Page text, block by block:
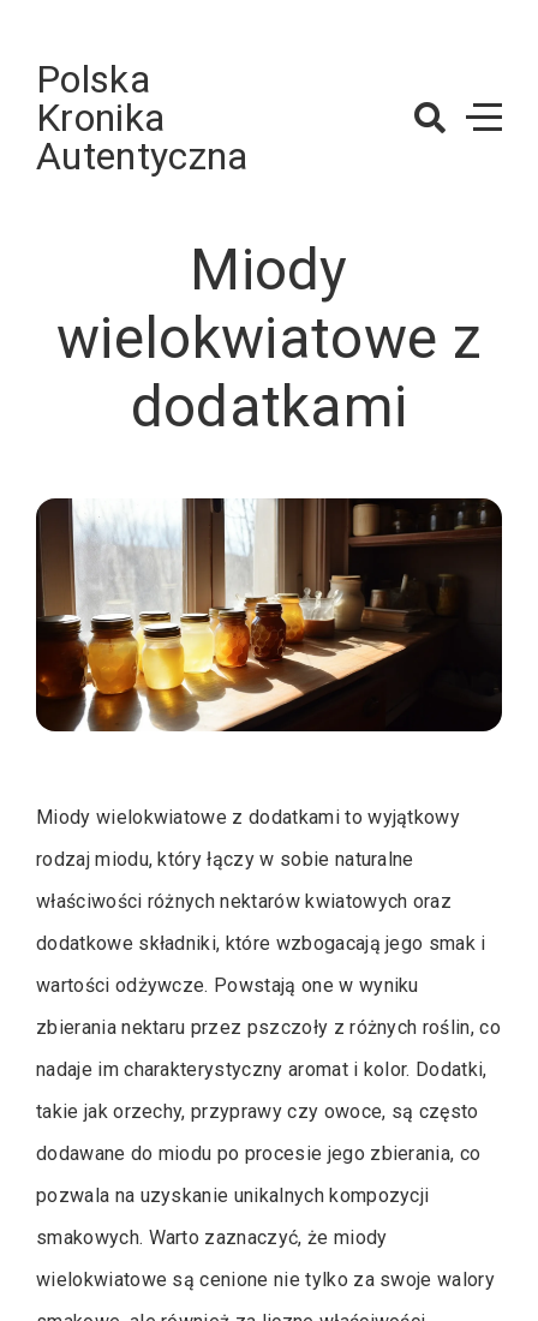
contentPolska
Kronika
Autentyczna
Miody
wielokwiatowe z
dodatkami
Miody wielokwiatowe z dodatkami to wyjątkowy
rodzaj miodu, który łączy w sobie naturalne
właściwości różnych nektarów kwiatowych oraz
dodatkowe składniki, które wzbogacają jego smak i
wartości odżywcze. Powstają one w wyniku
zbierania nektaru przez pszczoły z różnych roślin, co
nadaje im charakterystyczny aromat i kolor. Dodatki,
takie jak orzechy, przyprawy czy owoce, są często
dodawane do miodu po procesie jego zbierania, co
pozwala na uzyskanie unikalnych kompozycji
smakowych. Warto zaznaczyć, że miody
wielokwiatowe są cenione nie tylko za swoje walory